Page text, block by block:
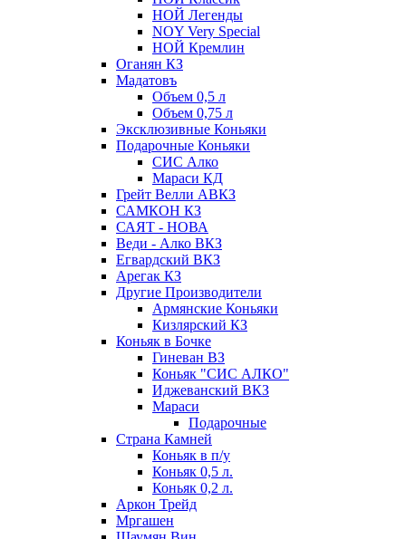
НОЙ Легенды
NOY Very Speсial
НОЙ Кремлин
Оганян КЗ
Мадатовъ
Объем 0,5 л
Объем 0,75 л
Эксклюзивные Коньяки
Подарочные Коньяки
СИС Алко
Мараси КД
Грейт Велли АВКЗ
САМКОН КЗ
САЯТ - НОВА
Веди - Алко ВКЗ
Егвардский ВКЗ
Арегак КЗ
Другие Производители
Армянские Коньяки
Кизлярский КЗ
Коньяк в Бочке
Гиневан ВЗ
Коньяк "СИС АЛКО"
Иджеванский ВКЗ
Мараси
Подарочные
Страна Камней
Коньяк в п/у
Коньяк 0,5 л.
Коньяк 0,2 л.
Аркон Трейд
Мргашен